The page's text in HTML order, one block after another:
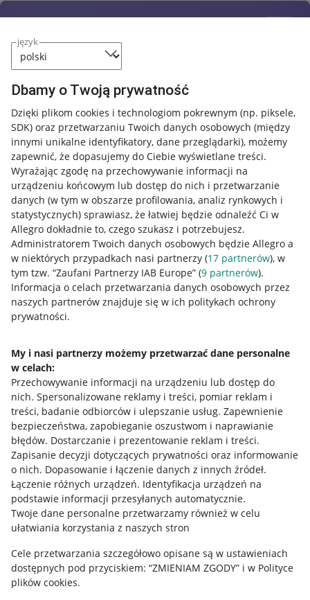
język
Dbamy o Twoją prywatność
Dzięki plikom cookies i technologiom pokrewnym (np. piksele,
SDK) oraz przetwarzaniu Twoich danych osobowych (między
innymi unikalne identyfikatory, dane przeglądarki), możemy
zapewnić, że dopasujemy do Ciebie wyświetlane treści.
Wyrażając zgodę na przechowywanie informacji na
urządzeniu końcowym lub dostęp do nich i przetwarzanie
danych (w tym w obszarze profilowania, analiz rynkowych i
statystycznych) sprawiasz, że łatwiej będzie odnaleźć Ci w
Allegro dokładnie to, czego szukasz i potrzebujesz.
Administratorem Twoich danych osobowych będzie Allegro a
w niektórych przypadkach nasi partnerzy (17 partnerów), w
tym tzw. “Zaufani Partnerzy IAB Europe” (9 partnerów).
Informacja o celach przetwarzania danych osobowych przez
naszych partnerów znajduje się w ich politykach ochrony
prywatności.
My i nasi partnerzy możemy przetwarzać dane personalne
w celach:
Przechowywanie informacji na urządzeniu lub dostęp do
nich. Spersonalizowane reklamy i treści, pomiar reklam i
treści, badanie odbiorców i ulepszanie usług. Zapewnienie
bezpieczeństwa, zapobieganie oszustwom i naprawianie
błędów. Dostarczanie i prezentowanie reklam i treści.
Zapisanie decyzji dotyczących prywatności oraz informowanie
o nich. Dopasowanie i łączenie danych z innych źródeł.
Łączenie różnych urządzeń. Identyfikacja urządzeń na
podstawie informacji przesyłanych automatycznie.
Twoje dane personalne przetwarzamy również w celu
ułatwiania korzystania z naszych stron
Cele przetwarzania szczegółowo opisane są w ustawieniach
dostępnych pod przyciskiem: “ZMIENIAM ZGODY” i w Polityce
plików cookies.
Przydatne informacje
Jak to działa
Allegro Gadane dla sprzedających
Allegro Gadane dla kupujących
Mapa miejscowości
Informacje prawne
Regulamin
Polityka plików "cookies"
Ustawienia plików "cookies"
Udostępnianie lokalizacji
Informacje dla Aktu o Usługach Cyfrowych